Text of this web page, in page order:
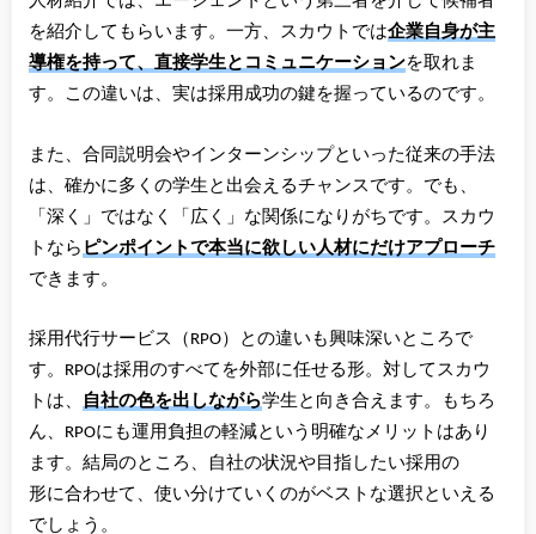
を紹介してもらいます。一方、スカウトでは企業自身が主
導権を持って、直接学生とコミュニケーションを取れま
す。この違いは、実は採用成功の鍵を握っているのです。
また、合同説明会やインターンシップといった従来の手法
は、確かに多くの学生と出会えるチャンスです。でも、
「深く」ではなく「広く」な関係になりがちです。スカウ
トなら ピンポイントで本当に欲しい人材にだけアプローチ
できます。
採用代行サービス（RPO）との違いも興味深いところで
す。RPOは採用のすべてを外部に任せる形。対してスカウ
トは、
自社の色を出しながら学生と向き合えます。もちろ
ん、RPOにも運用負担の軽減という明確なメリットはあり
ます。結局のところ、自社の状況や目指したい採用の
形に合わせて、使い分けていくのがベストな選択といえる
でしょう。